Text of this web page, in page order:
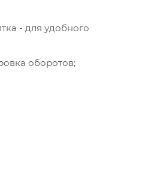
- для удобного
оборотов;